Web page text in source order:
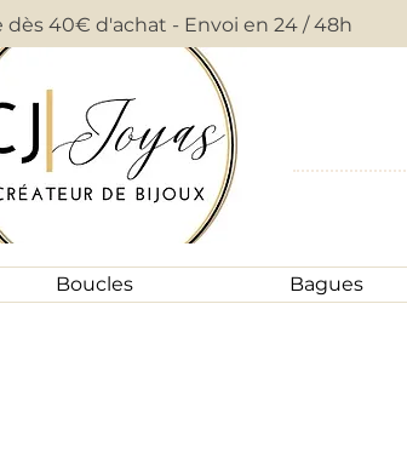
dès 40€ d'achat - Envoi en 24 / 48h
Boucles Bagues